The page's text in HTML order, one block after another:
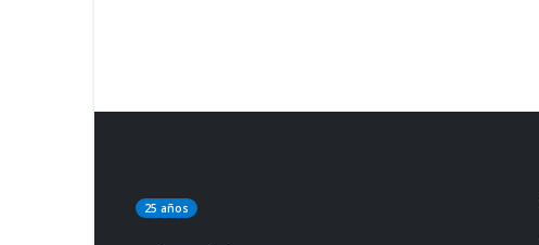
25 años